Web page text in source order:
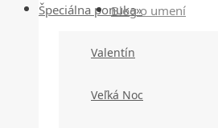
Blog o umení
Špeciálna ponuka»
Valentín
Veľká Noc